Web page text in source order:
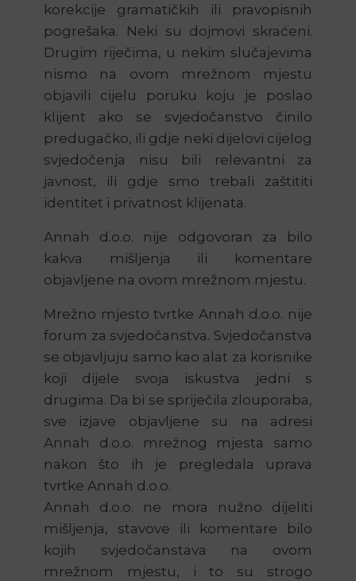
korekcije gramatičkih ili pravopisnih
pogrešaka. Neki su dojmovi skraćeni.
Drugim riječima, u nekim slučajevima
nismo na ovom mrežnom mjestu
objavili cijelu poruku koju je poslao
klijent ako se svjedočanstvo činilo
predugačko, ili gdje neki dijelovi cijelog
svjedočenja nisu bili relevantni za
javnost, ili gdje smo trebali zaštititi
identitet i privatnost klijenata.
Annah d.o.o. nije odgovoran za bilo
kakva mišljenja ili komentare
objavljene na ovom mrežnom mjestu.
Mrežno mjesto tvrtke Annah d.o.o. nije
forum za svjedočanstva. Svjedočanstva
se objavljuju samo kao alat za korisnike
koji dijele svoja iskustva jedni s
drugima. Da bi se spriječila zlouporaba,
sve izjave objavljene su na adresi
Annah d.o.o. mrežnog mjesta samo
nakon što ih je pregledala uprava
tvrtke Annah d.o.o.
Annah d.o.o. ne mora nužno dijeliti
mišljenja, stavove ili komentare bilo
kojih svjedočanstava na ovom
mrežnom mjestu, i to su strogo